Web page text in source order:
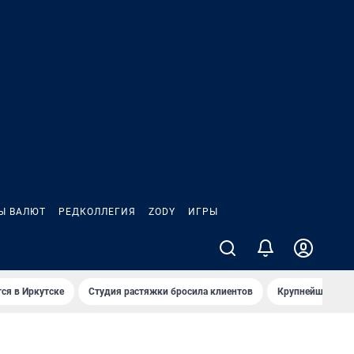
ВАЛЮТ РЕДКОЛЛЕГИЯ ZODY ИГРЫ
в Иркутске Студия растяжки бросила клиентов Крупнейшие